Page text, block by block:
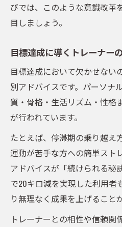
びでは、このような意識改革
目しましょう。
目標達成に導くトレーナー
目標達成において欠かせない
別アドバイスです。パーソナ
質・骨格・生活リズム・性格
が行われています。
たとえば、停滞期の乗り越え
運動が苦手な方への簡単スト
アドバイスが「続けられる秘
で20キロ減を実現した利用者
り無理なく成果を上げること
トレーナーとの相性や信頼関